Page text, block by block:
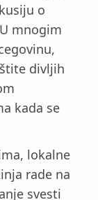
o
mnogim
divljih
kada se
lokalne
rade na
svesti